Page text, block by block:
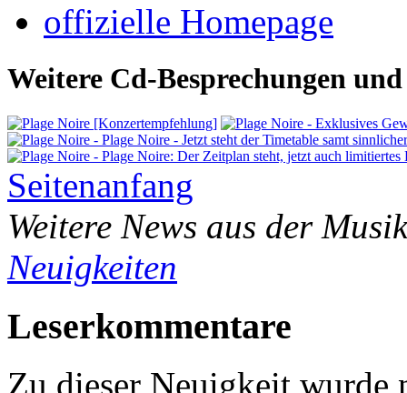
offizielle Homepage
Weitere Cd-Besprechungen
Seitenanfang
Weitere News aus der
Neuigkeiten
Leserkommentare
Zu dieser Neuigkeit wurde